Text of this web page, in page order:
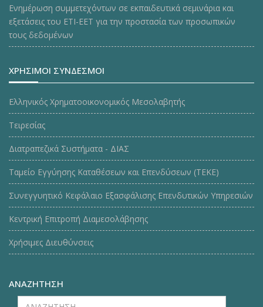
Ενημέρωση συμμετεχόντων σε εκπαιδευτικά σεμινάρια και
εξετάσεις του ΕΤΙ-ΕΕΤ για την προστασία των προσωπικών
τους δεδομένων
ΧΡΗΣΙΜΟΙ ΣΥΝΔΕΣΜΟΙ
Ελληνικός Χρηματοοικονομικός Μεσολαβητής
Τειρεσίας
Διατραπεζικά Συστήματα - ΔΙΑΣ
Ταμείο Εγγύησης Καταθέσεων και Επενδύσεων (ΤΕΚE)
Συνεγγυητικό Κεφάλαιο Εξασφάλισης Επενδυτικών Υπηρεσιών
Κεντρική Επιτροπή Διαμεσολάβησης
Χρήσιμες Διευθύνσεις
ΑΝΑΖΗΤΗΣΗ
ΑΝΑΖΗΤΗΣΗ